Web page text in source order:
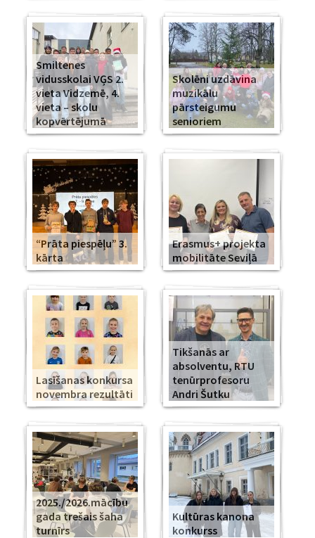
Smiltenes
vidusskolai VĢS 2.
vieta Vidzemē, 4.
vieta – skolu
kopvērtējumā
Skolēni uzdāvina
muzikālu
pārsteigumu
senioriem
“Prāta piespēļu” 3.
kārta
Erasmus+ projekta
mobilitāte Seviļā
Lasīšanas konkursa
novembra rezultāti
Tikšanās ar
absolventu, RTU
tenūrprofesoru
Andri Šutku
2025./2026.mācību
gada trešais šaha
turnīrs
Kultūras kanona
konkurss